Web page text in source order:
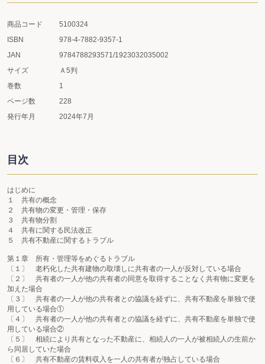
商品コード
5100324
ISBN
978-4-7882-9357-1
JAN
9784788293571/1923032035002
サイズ
Ａ5判
巻数
1
ページ数
228
発行年月
2024年7月
目次
はじめに
１ 共有の概念
２ 共有物の変更・管理・保存
３ 共有物分割
４ 共有に関する民法改正
５ 共有不動産に関するトラブル
第１章 所有・管理等をめぐるトラブル
〔１〕 老朽化した共有建物の取壊しに共有者の一人が反対している場合
〔２〕 共有者の一人が他の共有者の同意を取得することなく共有物に変更を
加えた場合
〔３〕 共有者の一人が他の共有者との協議を経ずに、共有不動産を単独で使
用している場合①
〔４〕 共有者の一人が他の共有者との協議を経ずに、共有不動産を単独で使
用している場合②
〔５〕 相続により共有となった不動産に、相続人の一人が被相続人の生前か
ら同居していた場合
〔６〕 共有不動産の賃料収入を一人の共有者が独占している場合